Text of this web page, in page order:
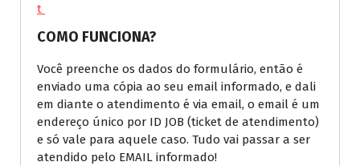
t
COMO FUNCIONA?
Você preenche os dados do formulário, então é
enviado uma cópia ao seu email informado, e dali
em diante o atendimento é via email, o email é um
endereço único por ID JOB (ticket de atendimento)
e só vale para aquele caso. Tudo vai passar a ser
atendido pelo EMAIL informado!